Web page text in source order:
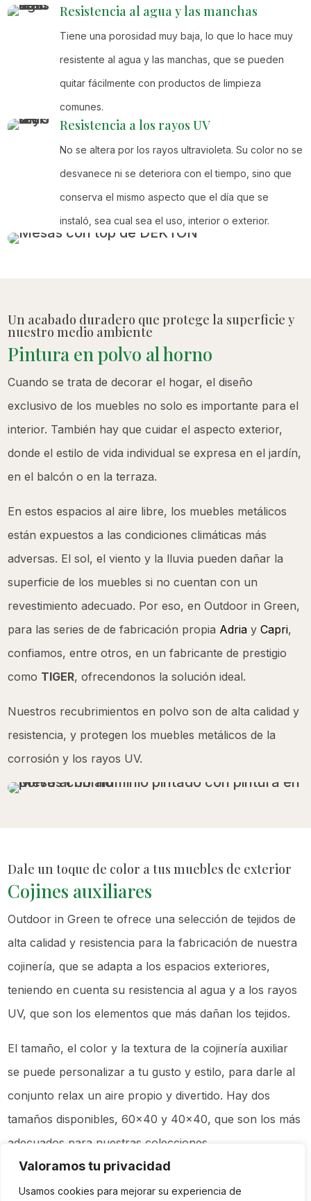
Valoramos tu privacidad
Usamos cookies para mejorar su experiencia de
Resistencia al agua y las manchas
Tiene una porosidad muy baja, lo que lo hace muy
resistente al agua y las manchas, que se pueden
quitar fácilmente con productos de limpieza
comunes.
Resistencia a los rayos UV
No se altera por los rayos ultravioleta. Su color no se
desvanece ni se deteriora con el tiempo, sino que
conserva el mismo aspecto que el día que se
instaló, sea cual sea el uso, interior o exterior.
Un acabado duradero que protege la superficie y
nuestro medio ambiente
Pintura en polvo al horno
Cuando se trata de decorar el hogar, el diseño
exclusivo de los muebles no solo es importante para el
interior. También hay que cuidar el aspecto exterior,
donde el estilo de vida individual se expresa en el jardín,
en el balcón o en la terraza.
En estos espacios al aire libre, los muebles metálicos
están expuestos a las condiciones climáticas más
adversas. El sol, el viento y la lluvia pueden dañar la
superficie de los muebles si no cuentan con un
revestimiento adecuado. Por eso, en Outdoor in Green,
para las series de de fabricación propia Adria yCapri,
confiamos, entre otros, en un fabricante de prestigio
como TIGER, ofrecendonos la solución ideal.
Nuestros recubrimientos en polvo son de alta calidad y
resistencia, y protegen los muebles metálicos de la
corrosión y los rayos UV.
Dale un toque de color a tus muebles de exterior
Cojines auxiliares
Outdoor in Green te ofrece una selección de tejidos de
alta calidad y resistencia para la fabricación de nuestra
cojinería, que se adapta a los espacios exteriores,
teniendo en cuenta su resistencia al agua y a los rayos
UV, que son los elementos que más dañan los tejidos.
El tamaño, el color y la textura de la cojinería auxiliar
se puede personalizar a tu gusto y estilo, para darle al
conjunto relax un aire propio y divertido. Hay dos
tamaños disponibles, 60x40 y 40x40, que son los más
adecuados para nuestras colecciones.
Se venden en packs de tres.